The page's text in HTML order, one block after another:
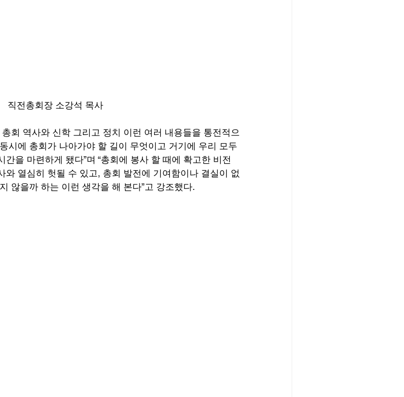
직전총회장 소강석 목사
회 역사와 신학 그리고 정치 이런 여러 내용들을 통전적으
시에 총회가 나아가야 할 길이 무엇이고 거기에 우리 모두
을 마련하게 됐다”며 “총회에 봉사 할 때에 확고한 비전
와 열심히 헛될 수 있고, 총회 발전에 기여함이나 결실이 없
않을까 하는 이런 생각을 해 본다”고 강조했다.